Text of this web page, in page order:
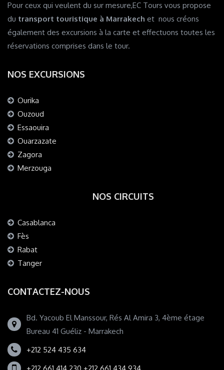
Pour ceux qui veulent du sur mesure,EC Tours vous propose
du transport touristique à Marrakech et nous créons
également des excursions à la carte et effectuons toutes les
réservations comprises dans le tour.
NOS EXCURSIONS
Ourika
Ouzoud
Essaouira
Ouarzazate
Zagora
Merzouga
NOS CIRCUITS
Casablanca
Fès
Rabat
Tanger
CONTACTEZ-NOUS
Bd. Yacoub El Manssour, Rés Al Amira 3, 4ème étage
Bureau 41 Guéliz - Marrakech
+212 524 435 634